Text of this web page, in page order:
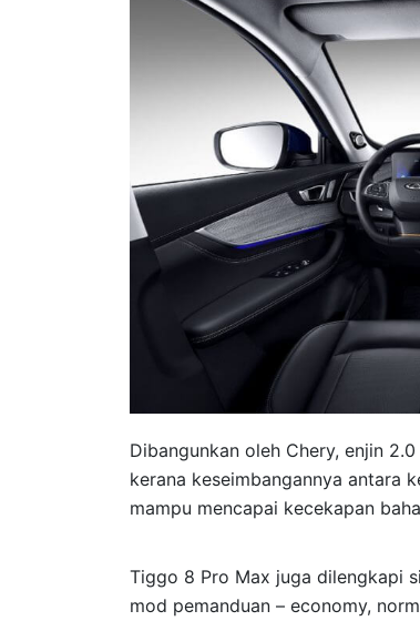
Dibangunkan oleh Chery, enjin
kerana keseimbangannya antara
mampu mencapai kecekapan
Tiggo 8 Pro Max juga dilengkapi
mod pemanduan – economy,